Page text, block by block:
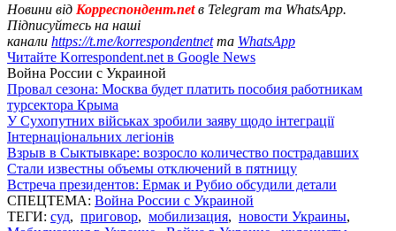
Новини від Корреспондент.netв Telegram та WhatsApp.
Підписуйтесь на наші
канали https://t.me/korrespondentnetта WhatsApp
Читайте Korrespondent.net в Google News
Война России с Украиной
Провал сезона: Москва будет платить пособия работникам
турсектора Крыма
У Сухопутних військах зробили заяву щодо інтеграції
Інтернаціональних легіонів
Взрыв в Сыктывкаре: возросло количество пострадавших
Стали известны объемы отключений в пятницу
Встреча президентов: Ермак и Рубио обсудили детали
СПЕЦТЕМА: Война России с Украиной
ТЕГИ: суд, приговор, мобилизация, новости Украины,